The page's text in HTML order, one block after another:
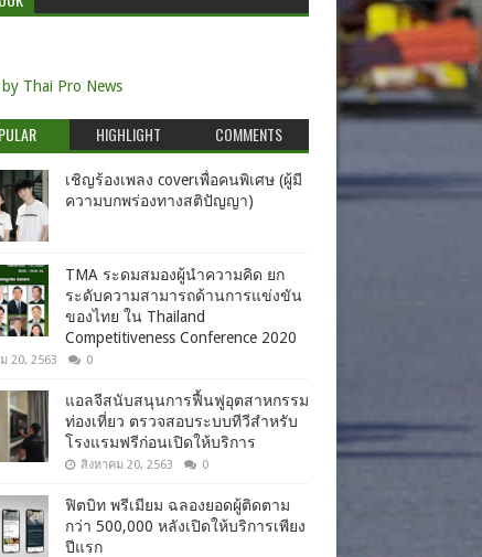
Thai Pro News
HIGHLIGHT COMMENTS
เชิญร้องเพลง coverเพื่อคนพิเศษ (ผู้มี
ความบกพร่องทางสติปัญญา)
TMA ระดมสมองผู้นำความคิด ยก
ระดับความสามารถด้านการแข่งขัน
ของไทย ใน Thailand
Competitiveness Conference 2020
20, 2563 0
แอลจีสนับสนุนการฟื้นฟูอุตสาหกรรม
ท่องเที่ยว ตรวจสอบระบบทีวีสำหรับ
โรงแรมฟรีก่อนเปิดให้บริการ
สิงหาคม 20, 2563 0
ฟิตบิท พรีเมียม ฉลองยอดผู้ติดตาม
กว่า 500,000 หลังเปิดให้บริการเพียง
ปีแรก